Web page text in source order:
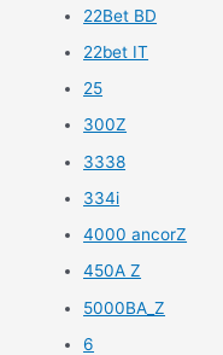
22Bet BD
22bet IT
25
300Z
3338
334i
4000 ancorZ
450A Z
5000BA_Z
6